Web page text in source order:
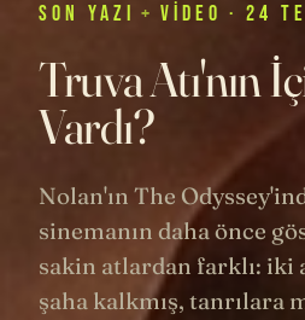
SON YAZI + VIDEO · 24
Truva Atı'nın
Vardı?
Nolan'ın The
sinemanın daha önce
sakin atlardan farklı: iki
şaha kalkmış, tanrılara